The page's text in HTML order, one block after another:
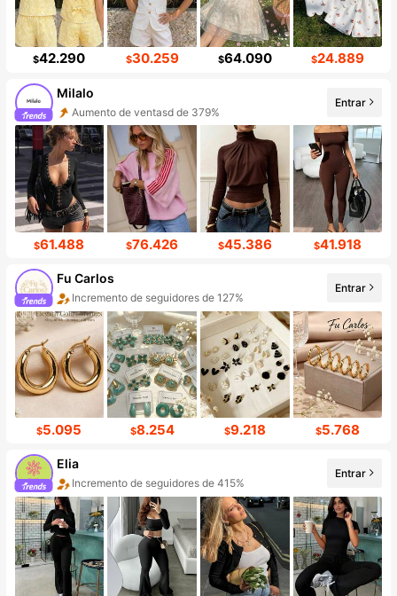
$42.290 $30.259 $64.090 $24.889
Milalo
Aumento de ventasd de 379%
Entrar
$61.488 $76.426 $45.386 $41.918
Fu Carlos
Incremento de seguidores de 127%
Entrar
$5.095 $8.254 $9.218 $5.768
Elia
Incremento de seguidores de 415%
Entrar